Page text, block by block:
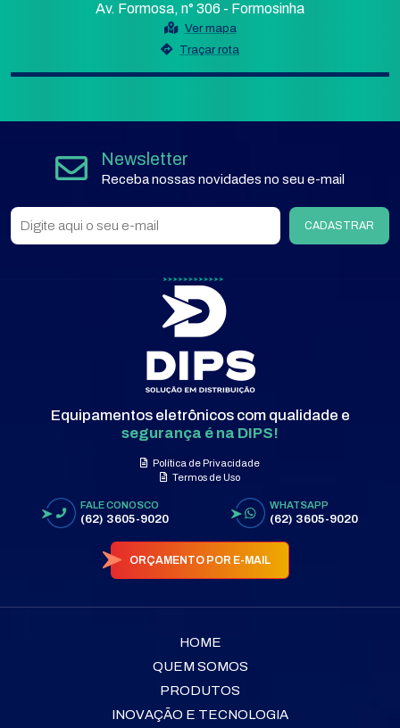
Av. Formosa, n° 306 - Formosinha
Ver mapa
Traçar rota
Newsletter
Receba nossas novidades no seu e-mail
CADASTRAR
Equipamentos eletrônicos com qualidade e
segurança é na DIPS!
Política de Privacidade
Termos de Uso
FALE CONOSCO
(62) 3605-9020
WHATSAPP
(62) 3605-9020
ORÇAMENTO POR E-MAIL
HOME
QUEM SOMOS
PRODUTOS
INOVAÇÃO E TECNOLOGIA